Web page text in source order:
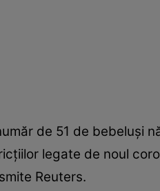
de 51 de bebeluşi
legate de noul
Reuters.